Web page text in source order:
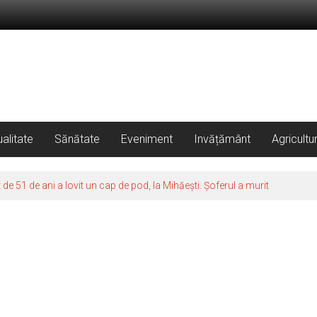
Sănătate Eveniment Invățământ
51 de ani a lovit un cap de pod, la Mihăești. Șoferul a murit